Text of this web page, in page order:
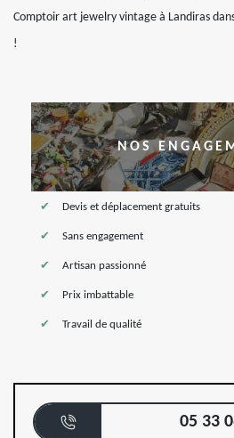
Comptoir art jewelry vintage à Landiras
!
NOS
Devis et déplacement gratuits
Sans engagement
Artisan passionné
Prix imbattable
Travail de qualité
05 33